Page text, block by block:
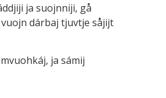
ja suojnniji, gå
dárbaj tjuvtje såjijt
ja sámij